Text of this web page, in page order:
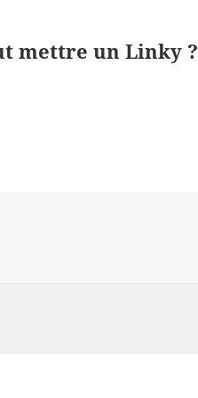
mettre un Linky ?
en panne